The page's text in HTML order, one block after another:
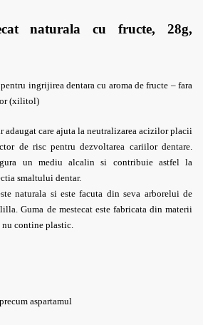
naturala cu fructe, 28g,
ingrijirea dentara cu aroma de fructe – fara
(xilitol)
adaugat care ajuta la neutralizarea acizilor placii
de risc pentru dezvoltarea cariilor dentare.
un mediu alcalin si contribuie astfel la
smaltului dentar.
naturala si este facuta din seva arborelui de
Guma de mestecat este fabricata din materii
contine plastic.
aspartamul